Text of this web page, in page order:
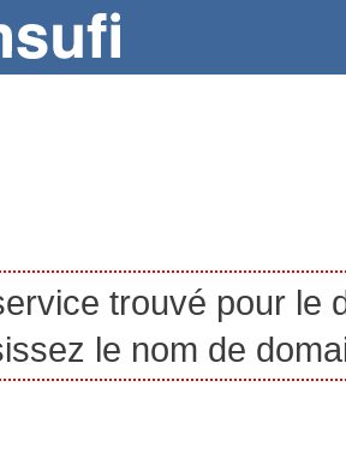
trouvé pour le
le nom de